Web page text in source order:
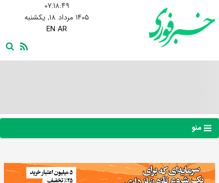
۰۷:۱۸:۵۰
۱۴۰۵ مرداد ۱۸, یکشنبه
EN AR
منو